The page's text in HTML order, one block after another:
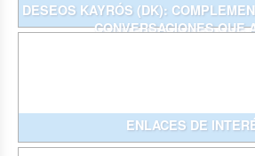
DESEOS KAYRÓS (DK):
CONVERSACIONES QUE
ENLACES DE